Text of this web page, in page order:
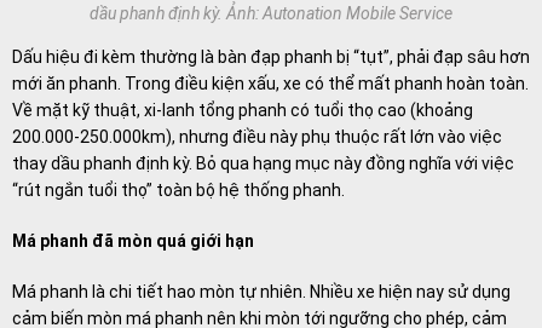
dầu phanh định kỳ. Ảnh: Autonation Mobile Service
Dấu hiệu đi kèm thường là bàn đạp phanh bị “tụt”, phải đạp sâu hơn
mới ăn phanh. Trong điều kiện xấu, xe có thể mất phanh hoàn toàn.
Về mặt kỹ thuật, xi-lanh tổng phanh có tuổi thọ cao (khoảng
200.000-250.000km), nhưng điều này phụ thuộc rất lớn vào việc
thay dầu phanh định kỳ. Bỏ qua hạng mục này đồng nghĩa với việc
“rút ngắn tuổi thọ” toàn bộ hệ thống phanh.
Má phanh đã mòn quá giới hạn
Má phanh là chi tiết hao mòn tự nhiên. Nhiều xe hiện nay sử dụng
cảm biến mòn má phanh nên khi mòn tới ngưỡng cho phép, cảm